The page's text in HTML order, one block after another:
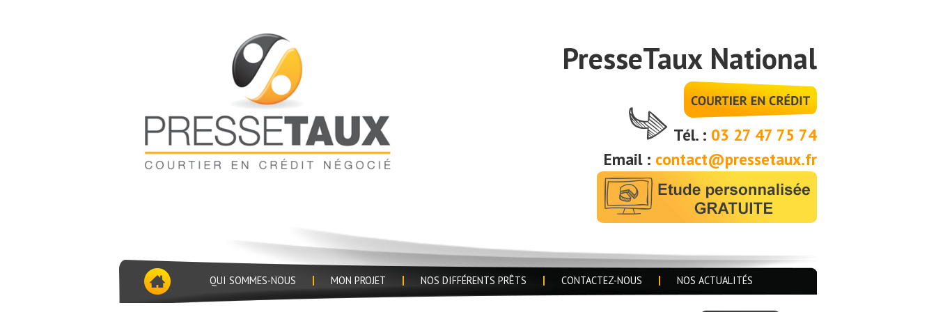
PresseTaux National
Tél. : 03 27 47 75 74
Email : contact@pressetaux.fr
QUI SOMMES-NOUS MON PROJET NOS DIFFÉRENTS PRÊTS CONTACTEZ-NOUS NOS ACTUALITÉS